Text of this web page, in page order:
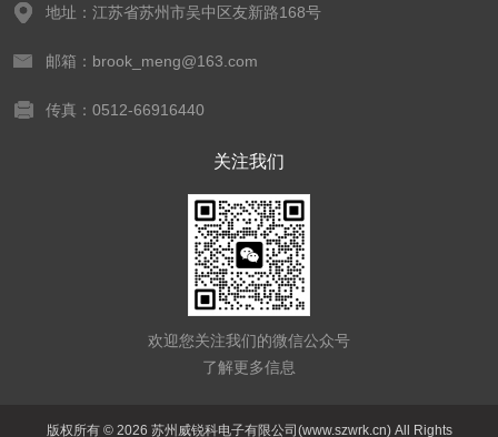
地址：江苏省苏州市吴中区友新路168号
邮箱：brook_meng@163.com
传真：0512-66916440
关注我们
欢迎您关注我们的微信公众号
了解更多信息
版权所有 © 2026 苏州威锐科电子有限公司(www.szwrk.cn) All Rights